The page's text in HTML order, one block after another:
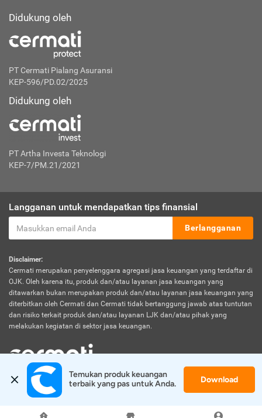
Didukung oleh
PT Cermati Pialang Asuransi
KEP-596/PD.02/2025
Didukung oleh
PT Artha Investa Teknologi
KEP-7/PM.21/2021
Langganan untuk mendapatkan tips finansial
Berlangganan
Disclaimer:
Cermati merupakan penyelenggara agregasi jasa keuangan yang terdaftar di
OJK. Oleh karena itu, produk dan/atau layanan jasa keuangan yang
ditawarkan bukan merupakan produk dan/atau layanan jasa keuangan yang
diterbitkan oleh Cermati dan Cermati tidak bertanggung jawab atas tuntutan
dan risiko terkait produk dan/atau layanan LJK dan/atau pihak yang
melakukan kegiatan di sektor jasa keuangan.
© 2026 Cermati. All Rights Reserved.
Temukan produk keuangan
terbaik yang pas untuk Anda.
Download